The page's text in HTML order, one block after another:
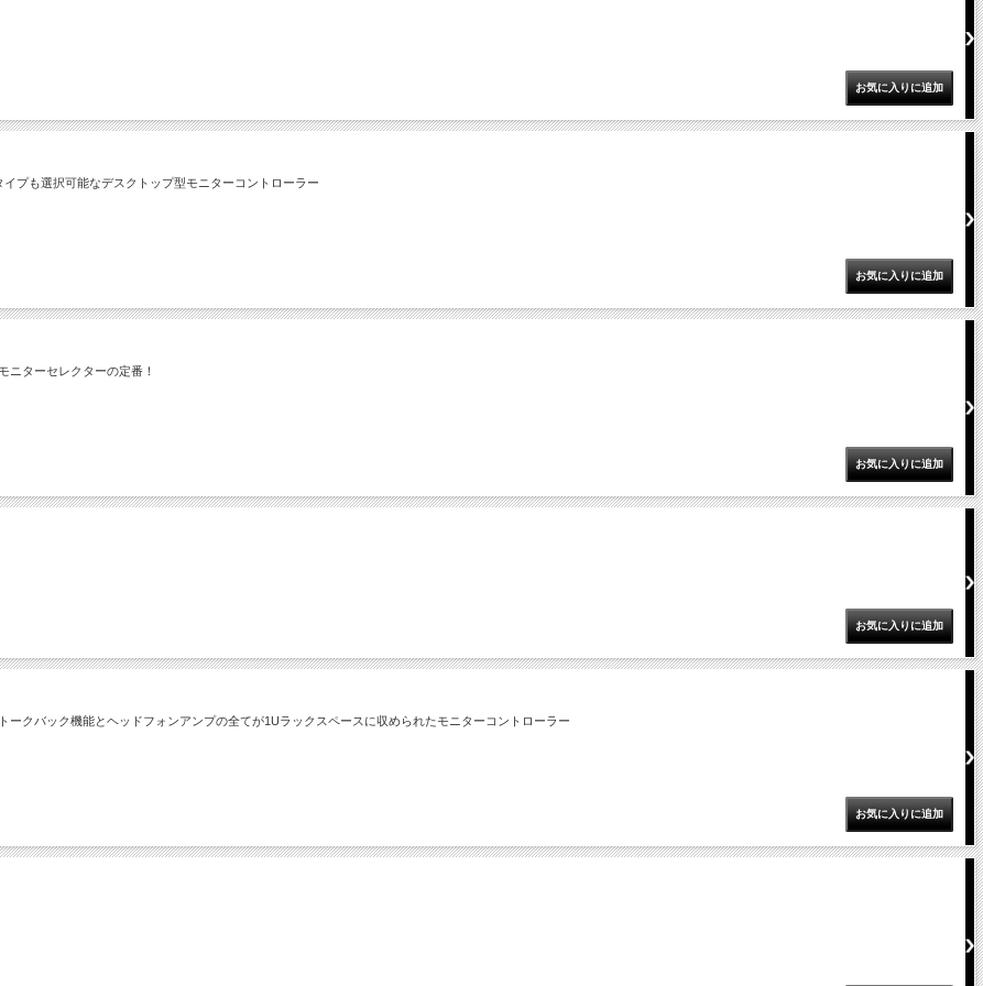
プも選択可能なデスクトップ型モニターコントローラー
ニターセレクターの定番！
ークバック機能とヘッドフォンアンプの全てが1Uラックスペースに収められたモニターコントローラー